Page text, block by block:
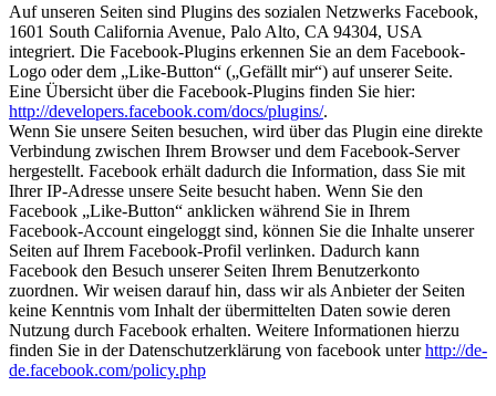
Auf unseren Seiten sind Plugins des sozialen Netzwerks Facebook,
1601 South California Avenue, Palo Alto, CA 94304, USA
integriert. Die Facebook-Plugins erkennen Sie an dem Facebook-
Logo oder dem „Like-Button“ („Gefällt mir“) auf unserer Seite.
Eine Übersicht über die Facebook-Plugins finden Sie hier:
http://developers.facebook.com/docs/plugins/.
Wenn Sie unsere Seiten besuchen, wird über das Plugin eine direkte
Verbindung zwischen Ihrem Browser und dem Facebook-Server
hergestellt. Facebook erhält dadurch die Information, dass Sie mit
Ihrer IP-Adresse unsere Seite besucht haben. Wenn Sie den
Facebook „Like-Button“ anklicken während Sie in Ihrem
Facebook-Account eingeloggt sind, können Sie die Inhalte unserer
Seiten auf Ihrem Facebook-Profil verlinken. Dadurch kann
Facebook den Besuch unserer Seiten Ihrem Benutzerkonto
zuordnen. Wir weisen darauf hin, dass wir als Anbieter der Seiten
keine Kenntnis vom Inhalt der übermittelten Daten sowie deren
Nutzung durch Facebook erhalten. Weitere Informationen hierzu
finden Sie in der Datenschutzerklärung von facebook unterhttp://de-
de.facebook.com/policy.php